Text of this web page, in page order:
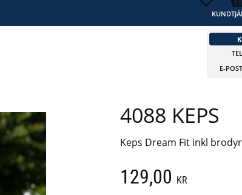
E-
4088 KEPS
Keps Dream Fit inkl brodyr
129,00 KR